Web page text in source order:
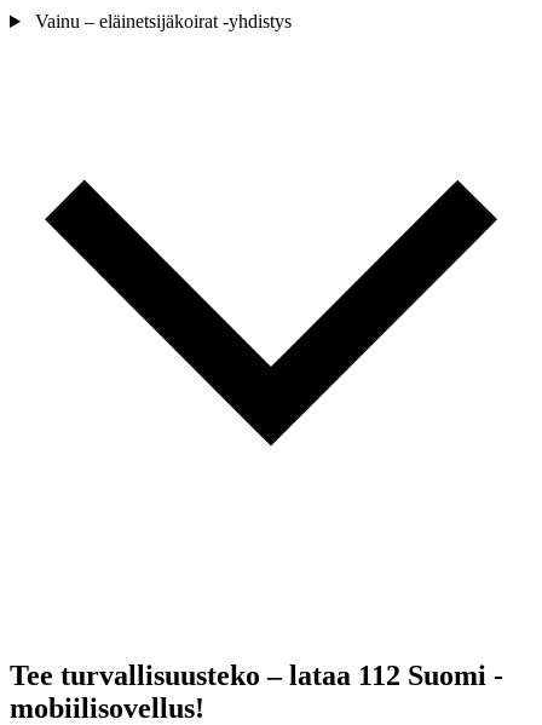
Vainu – eläinetsijäkoirat -yhdistys
Tee turvallisuusteko – lataa 112 Suomi -
mobiilisovellus!